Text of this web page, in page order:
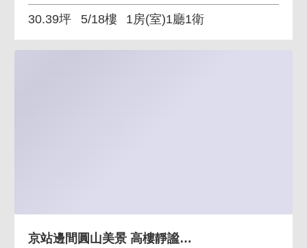
30.39坪 5/18樓 1房(室)1廳1衛
京站邊間圓山美景 高樓靜謐遠景綠意,方正邊間